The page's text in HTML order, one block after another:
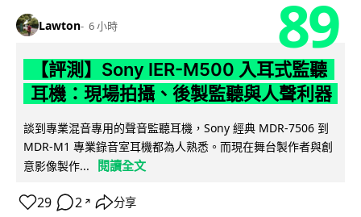
Lawton 6 小時 89
【評測】Sony IER-M500 入耳式監聽
耳機：現場拍攝、後製監聽與人聲利器
談到專業混音專用的聲音監聽耳機，Sony 經典 MDR-7506 到
MDR-M1 專業錄音室耳機都為人熟悉。而現在舞台製作者與創
意影像製作...
閱讀全文
29 2 ↗ 分享